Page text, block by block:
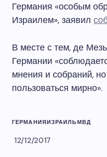
Германия «особым
Израилем», заявил
В месте с тем, де
Германии
мнения и собраний,
пользоваться мирно».
ГЕРМАНИЯИЗРАИЛЬМВД
12/12/2017